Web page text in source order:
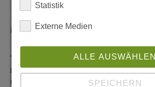
Redaktionelle Anfragen
info@stadtglanz.de
Anzeigen-Service
graen@mediaworldgmbh.deoder
meyer@mediaworldgmbh.de
Statistik
Externe Medien
ALLE AUSWÄHLEN
SPEICHERN